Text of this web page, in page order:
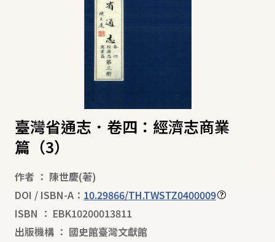
臺灣省通志．卷四：經濟志商業
篇（3）
作者 ： 陳世慶(著)
DOI / ISBN-A： 10.29866/TH.TWSTZ0400009
ISBN ： EBK10200013811
出版機構 ： 國史館臺灣文獻館